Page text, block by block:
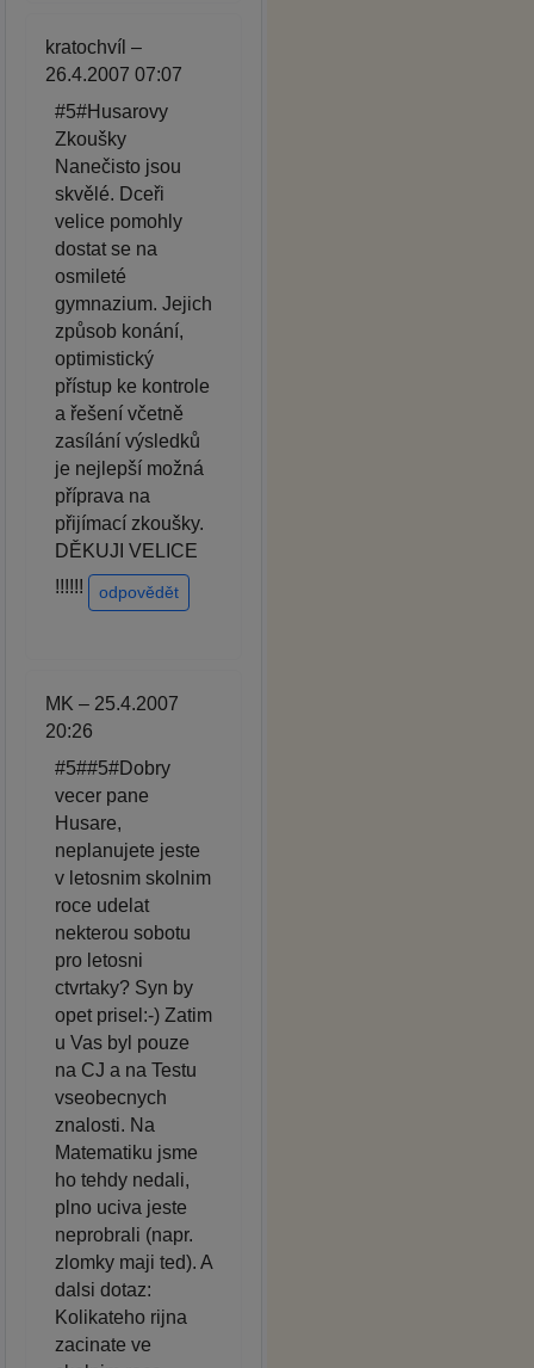
kratochvíl –
26.4.2007 07:07
#5#Husarovy
Zkoušky
Nanečisto jsou
skvělé. Dceři
velice pomohly
dostat se na
osmileté
gymnazium. Jejich
způsob konání,
optimistický
přístup ke kontrole
a řešení včetně
zasílání výsledků
je nejlepší možná
příprava na
přijímací zkoušky.
DĚKUJI VELICE
!!!!!!
odpovědět
MK – 25.4.2007
20:26
#5##5#Dobry
vecer pane
Husare,
neplanujete jeste
v letosnim skolnim
roce udelat
nekterou sobotu
pro letosni
ctvrtaky? Syn by
opet prisel:-) Zatim
u Vas byl pouze
na CJ a na Testu
vseobecnych
znalosti. Na
Matematiku jsme
ho tehdy nedali,
plno uciva jeste
neprobrali (napr.
zlomky maji ted). A
dalsi dotaz:
Kolikateho rijna
zacinate ve